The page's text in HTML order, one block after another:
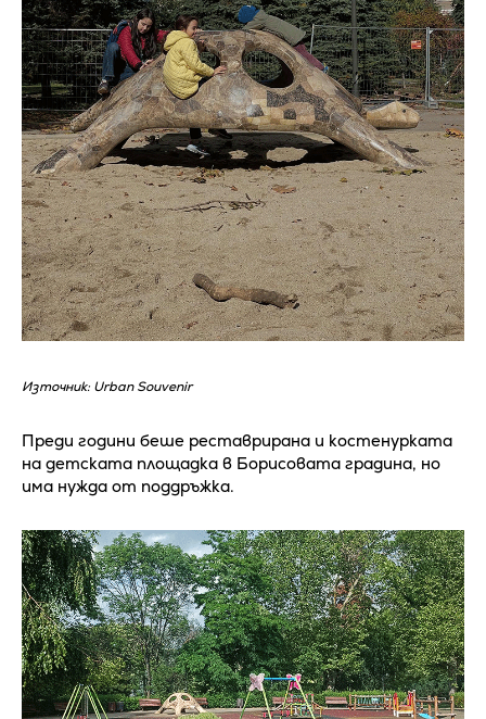
Източник: Urban Souvenir
Преди години беше реставрирана и костенурката
на детската площадка в Борисовата градина, но
има нужда от поддръжка.